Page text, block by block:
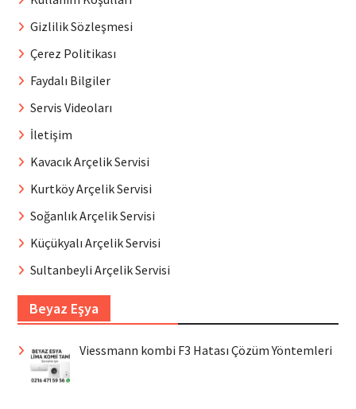
Gizlilik Sözleşmesi
Çerez Politikası
Faydalı Bilgiler
Servis Videoları
İletişim
Kavacık Arçelik Servisi
Kurtköy Arçelik Servisi
Soğanlık Arçelik Servisi
Küçükyalı Arçelik Servisi
Sultanbeyli Arçelik Servisi
Beyaz Eşya
Viessmann kombi F3 Hatası Çözüm Yöntemleri